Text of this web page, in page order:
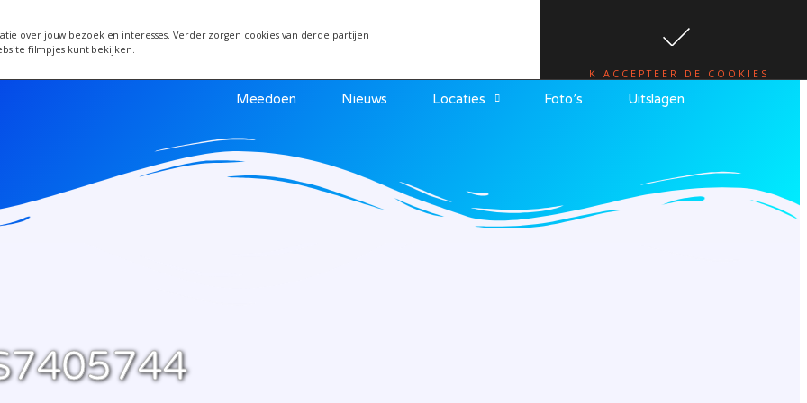
over jouw bezoek en interesses. Verder zorgen cookies van derde partijen
filmpjes kunt bekijken.
IK ACCEPTEER DE COOKIES
van 24 juni wordt een week verplaatst i.v.m. warmte.
Meedoen Nieuws Locaties Foto’s Uitslagen